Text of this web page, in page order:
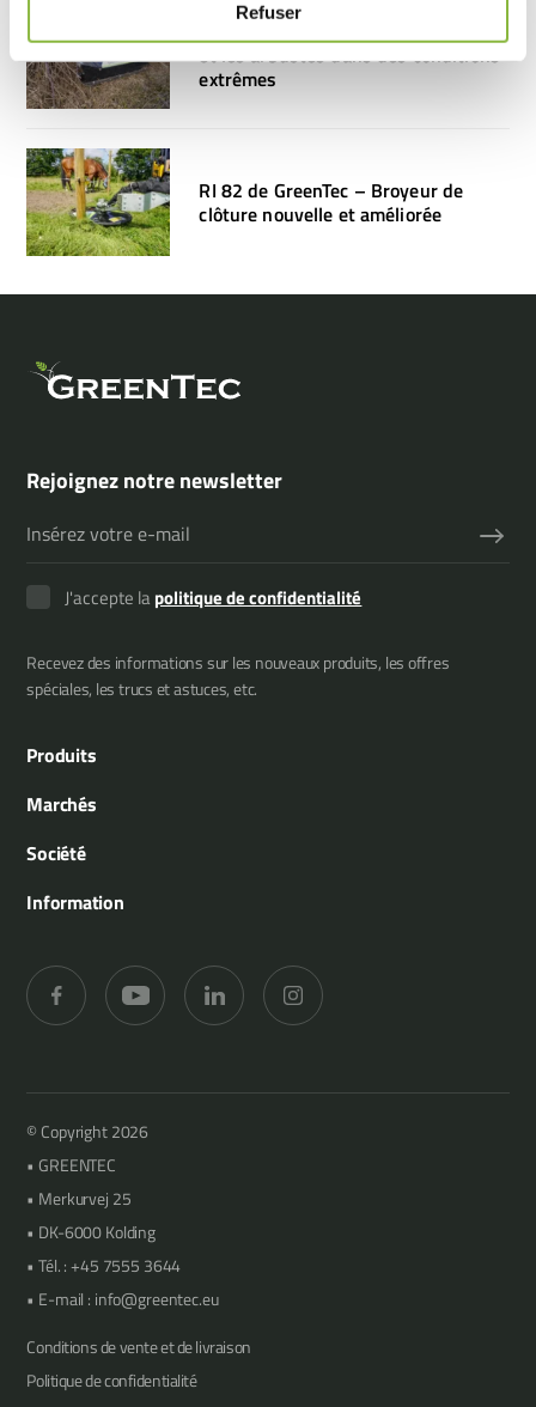
Refuser
RX 133 de GreenTec – Tondre l’herbe
et les arbustes dans des conditions
extrêmes
RI 82 de GreenTec – Broyeur de
clôture nouvelle et améliorée
Rejoignez notre newsletter
J'accepte lapolitique de confidentialité
Recevez des informations sur les nouveaux produits, les offres
spéciales, les trucs et astuces, etc.
Produits
Épareuses
Lamiers d’élagage
Fauchage
Marchés
Municipalité
Forêts
Vergers
Société
Références
Support
Contact
Information
DK-6000 Kolding
+45 7555 3644
© Copyright 2026
GREENTEC
Merkurvej 25
DK-6000 Kolding
Tél. : +45 7555 3644
E-mail : info@greentec.eu
Conditions de vente et de livraison
Politique de confidentialité